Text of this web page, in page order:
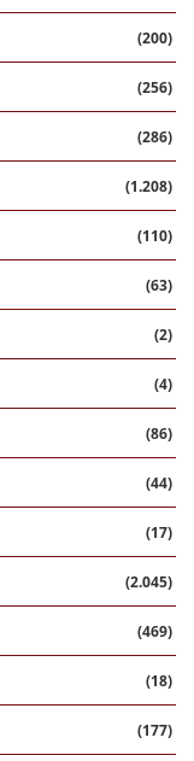
(200)
(256)
(286)
(1.208)
(110)
(63)
(2)
(4)
(86)
(44)
(17)
(2.045)
(469)
(18)
(177)